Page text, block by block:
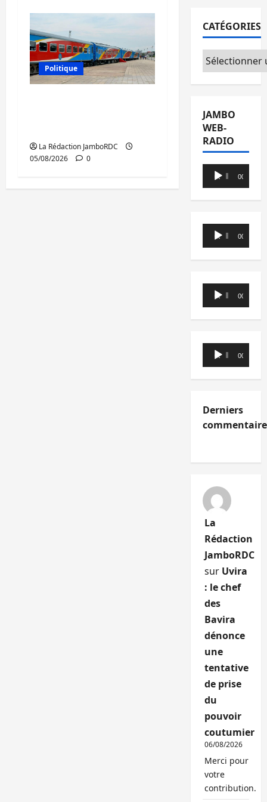
Politique
La Rédaction JamboRDC
05/08/2026
0
CATÉGORIES
Catégories
JAMBO
WEB-
RADIO
Lecteur
audio
00:00 00:00
Lecteur
audio
00:00 00:00
Lecteur
audio
00:00 00:00
Lecteur
audio
00:00 00:00
Derniers
La
Rédaction
JamboRDC
sur Uvira
: le chef
des
Bavira
dénonce
une
tentative
de prise
du
pouvoir
coutumier
06/08/2026
Merci pour
votre
contribution.